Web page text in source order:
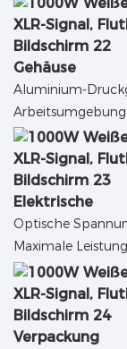
Gehäuse
Aluminium-
Elektrische
Optische
Maximale
Verpackung